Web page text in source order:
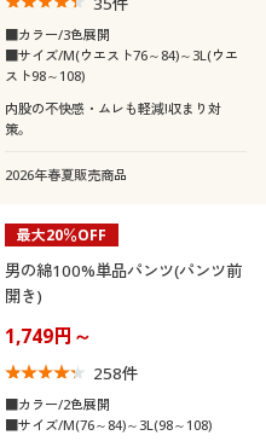
■カラー/3色展開
■サイズ/M(ウエスト76～84)～3L(ウエ
スト98～108)
内股の不快感・ムレも軽減!収まり対
策。
2026年春夏販売商品
最大20％OFF
男の綿100%単品パンツ(パンツ前
開き)
1,749円～
258件
■カラー/2色展開
■サイズ/M(76～84)～3L(98～108)